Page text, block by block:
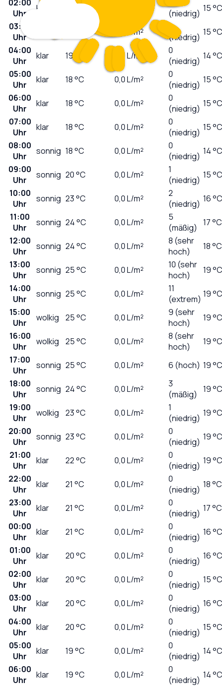
02:00
Uhr
klar
(niedrig) 15 °C
03:00
Uhr
L/m²
0
(niedrig) 15 °C
04:00
Uhr
klar 19°C 0,0L/m²
0
(niedrig) 14 °C
05:00
Uhr
klar 18°C 0,0L/m²
0
(niedrig) 15 °C
06:00
Uhr
klar 18°C 0,0L/m²
0
(niedrig) 15 °C
07:00
Uhr
klar 18°C 0,0L/m²
0
(niedrig) 15 °C
08:00
Uhr
sonnig 18°C 0,0L/m²
0
(niedrig) 14 °C
09:00
Uhr
sonnig 20°C 0,0L/m²
1
(niedrig) 15 °C
10:00
Uhr
sonnig 23°C 0,0L/m²
2
(niedrig) 16 °C
11:00
Uhr
sonnig 24°C 0,0L/m²
5
(mäßig)
17 °C
12:00
Uhr
sonnig 24°C 0,0L/m²
8 (sehr
hoch)
18 °C
13:00
Uhr
sonnig 25°C 0,0L/m²
10 (sehr
hoch)
19 °C
14:00
Uhr
sonnig 25°C 0,0L/m²
11
(extrem) 19 °C
15:00
Uhr
wolkig 25°C 0,0L/m²
9 (sehr
hoch)
19 °C
16:00
Uhr
wolkig 25°C 0,0L/m²
8 (sehr
hoch)
19 °C
17:00
Uhr
sonnig 25°C 0,0L/m² 6 (hoch) 19 °C
18:00
Uhr
sonnig 24°C 0,0L/m²
3
(mäßig)
19 °C
19:00
Uhr
wolkig 23°C 0,0L/m²
1
(niedrig) 19 °C
20:00
Uhr
sonnig 23°C 0,0L/m²
0
(niedrig) 19 °C
21:00
Uhr
klar 22°C 0,0L/m²
0
(niedrig) 19 °C
22:00
Uhr
klar 21 °C 0,0L/m²
0
(niedrig) 18 °C
23:00
Uhr
klar 21 °C 0,0L/m²
0
(niedrig) 17 °C
00:00
Uhr
klar 21 °C 0,0L/m²
0
(niedrig) 16 °C
01:00
Uhr
klar 20°C 0,0L/m²
0
(niedrig) 16 °C
02:00
Uhr
klar 20°C 0,0L/m²
0
(niedrig) 15 °C
03:00
Uhr
klar 20°C 0,0L/m²
0
(niedrig) 16 °C
04:00
Uhr
klar 20°C 0,0L/m²
0
(niedrig) 15 °C
05:00
Uhr
klar 19°C 0,0L/m²
0
(niedrig) 14 °C
06:00
Uhr
klar 19°C 0,0L/m²
0
(niedrig) 14 °C